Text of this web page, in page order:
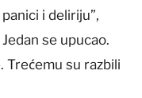
i deliriju”,
se upucao.
Trećemu su razbili